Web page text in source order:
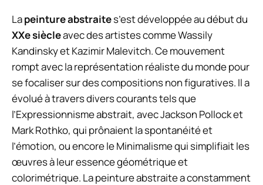
Lapeinture abstraites’est développée au début du
XXe siècleavec des artistes comme Wassily
Kandinsky et Kazimir Malevitch. Ce mouvement
rompt avec la représentation réaliste du monde pour
se focaliser sur des compositions non figuratives. Il a
évolué à travers divers courants tels que
l’Expressionnisme abstrait, avec Jackson Pollock et
Mark Rothko, qui prônaient la spontanéité et
l’émotion, ou encore le Minimalisme qui simplifiait les
œuvres à leur essence géométrique et
colorimétrique. La peinture abstraite a constamment